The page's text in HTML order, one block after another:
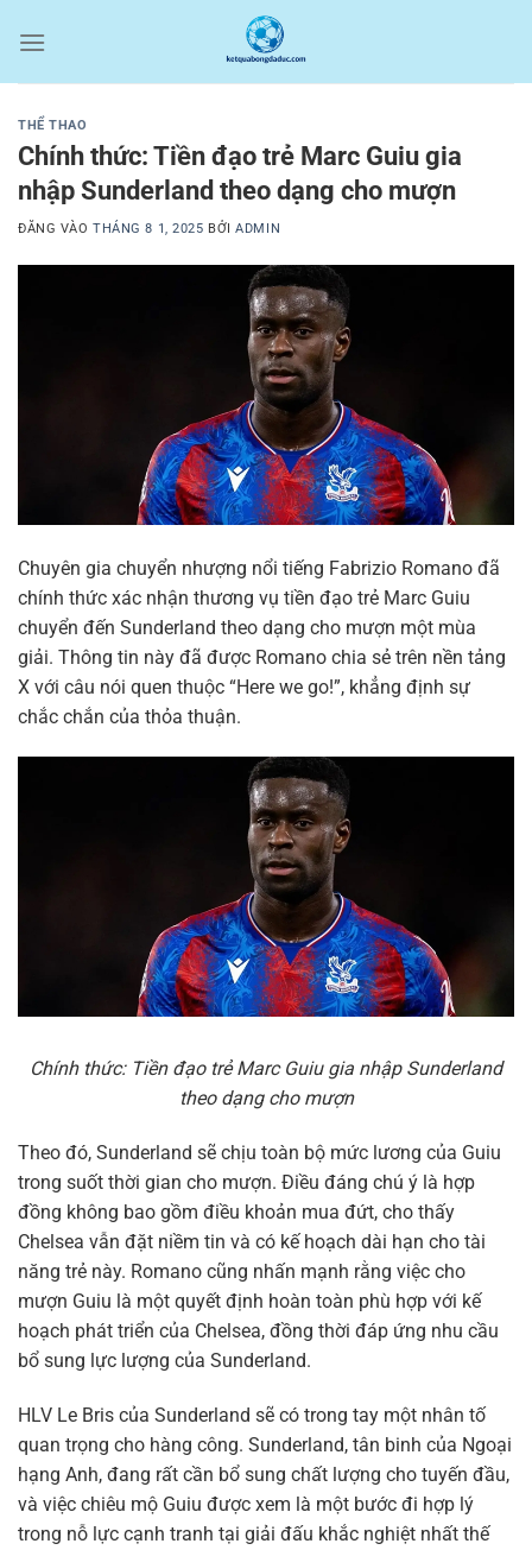
qua
THỂ THAO
Chính thức: Tiền đạo trẻ Marc Guiu gia
nhập Sunderland theo dạng cho mượn
ĐĂNG VÀOTHÁNG 8 1, 2025 BỞIADMIN
Chuyên gia chuyển nhượng nổi tiếng Fabrizio Romano đã
chính thức xác nhận thương vụ tiền đạo trẻ Marc Guiu
chuyển đến Sunderland theo dạng cho mượn một mùa
giải. Thông tin này đã được Romano chia sẻ trên nền tảng
X với câu nói quen thuộc “Here we go!”, khẳng định sự
chắc chắn của thỏa thuận.
Chính thức: Tiền đạo trẻ Marc Guiu gia nhập Sunderland
theo dạng cho mượn
Theo đó, Sunderland sẽ chịu toàn bộ mức lương của Guiu
trong suốt thời gian cho mượn. Điều đáng chú ý là hợp
đồng không bao gồm điều khoản mua đứt, cho thấy
Chelsea vẫn đặt niềm tin và có kế hoạch dài hạn cho tài
năng trẻ này. Romano cũng nhấn mạnh rằng việc cho
mượn Guiu là một quyết định hoàn toàn phù hợp với kế
hoạch phát triển của Chelsea, đồng thời đáp ứng nhu cầu
bổ sung lực lượng của Sunderland.
HLV Le Bris của Sunderland sẽ có trong tay một nhân tố
quan trọng cho hàng công. Sunderland, tân binh của Ngoại
hạng Anh, đang rất cần bổ sung chất lượng cho tuyến đầu,
và việc chiêu mộ Guiu được xem là một bước đi hợp lý
trong nỗ lực cạnh tranh tại giải đấu khắc nghiệt nhất thế